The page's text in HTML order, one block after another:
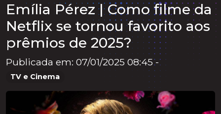
Emília Pérez | Como filme da
Netflix se tornou favorito aos
prêmios de 2025?
Publicada em: 07/01/2025 08:45 -
TV e Cinema